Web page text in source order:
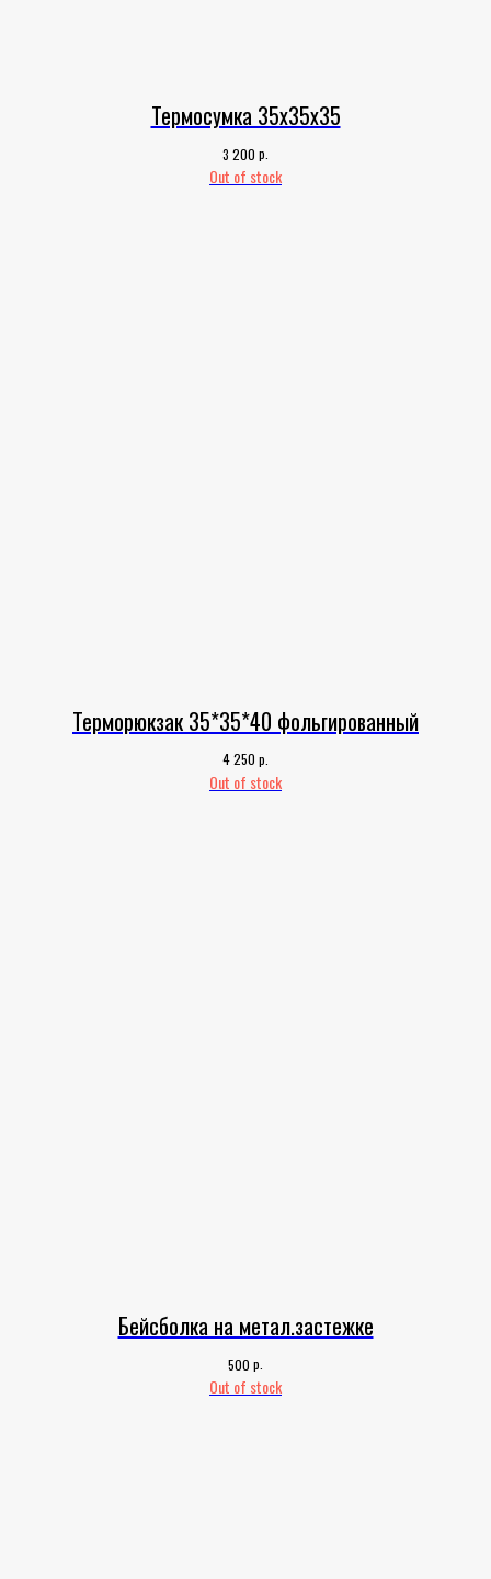
Термосумка 35х35х35
3 200 р.
Out of stock
Терморюкзак 35*35*40 фольгированный
4 250 р.
Out of stock
Бейсболка на метал.застежке
500 р.
Out of stock